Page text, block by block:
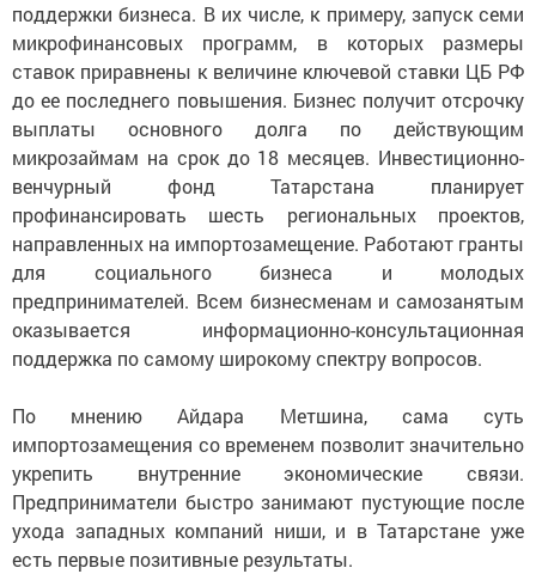
поддержки бизнеса. В их числе, к примеру, запуск семи
микрофинансовых программ, в которых размеры
ставок приравнены к величине ключевой ставки ЦБ РФ
до ее последнего повышения. Бизнес получит отсрочку
выплаты основного долга по действующим
микрозаймам на срок до 18 месяцев. Инвестиционно-
венчурный фонд Татарстана планирует
профинансировать шесть региональных проектов,
направленных на импортозамещение. Работают гранты
для социального бизнеса и молодых
предпринимателей. Всем бизнесменам и самозанятым
оказывается информационно-консультационная
поддержка по самому широкому спектру вопросов.
По мнению Айдара Метшина, сама суть
импортозамещения со временем позволит значительно
укрепить внутренние экономические связи.
Предприниматели быстро занимают пустующие после
ухода западных компаний ниши, и в Татарстане уже
есть первые позитивные результаты.